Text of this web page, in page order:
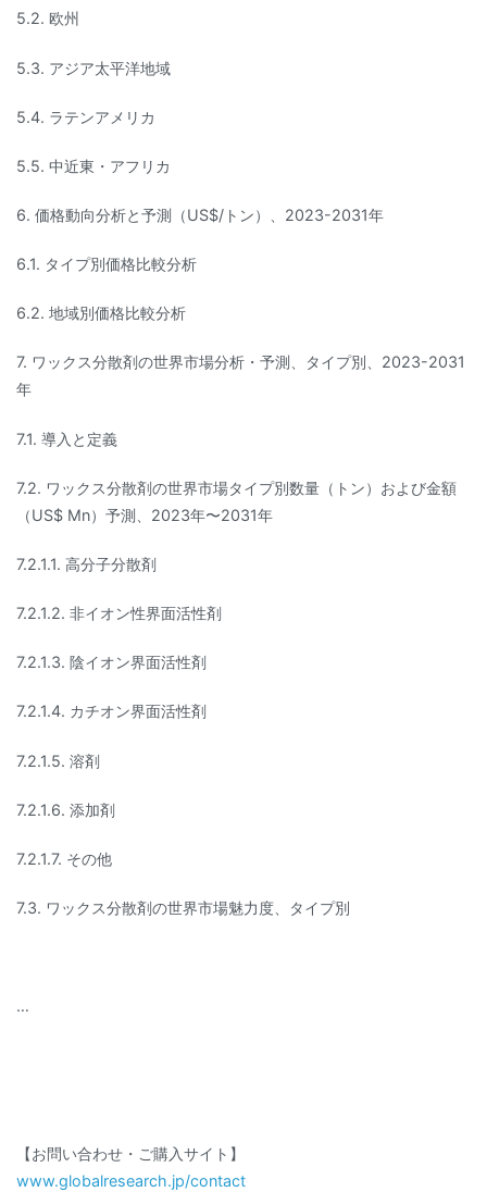
5.2. 欧州
5.3. アジア太平洋地域
5.4. ラテンアメリカ
5.5. 中近東・アフリカ
6. 価格動向分析と予測（US$/トン）、2023-2031年
6.1. タイプ別価格比較分析
6.2. 地域別価格比較分析
7. ワックス分散剤の世界市場分析・予測、タイプ別、2023-2031
年
7.1. 導入と定義
7.2. ワックス分散剤の世界市場タイプ別数量（トン）および金額
（US$ Mn）予測、2023年〜2031年
7.2.1.1. 高分子分散剤
7.2.1.2. 非イオン性界面活性剤
7.2.1.3. 陰イオン界面活性剤
7.2.1.4. カチオン界面活性剤
7.2.1.5. 溶剤
7.2.1.6. 添加剤
7.2.1.7. その他
7.3. ワックス分散剤の世界市場魅力度、タイプ別
…
【お問い合わせ・ご購入サイト】
www.globalresearch.jp/contact